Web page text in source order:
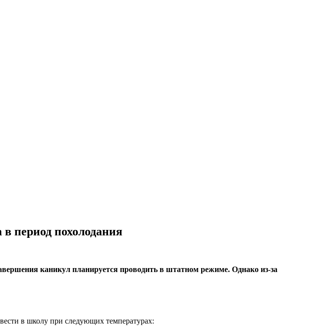
период похолодания
каникул планируется проводить в штатном режиме. Однако из-за
в школу при следующих температурах: